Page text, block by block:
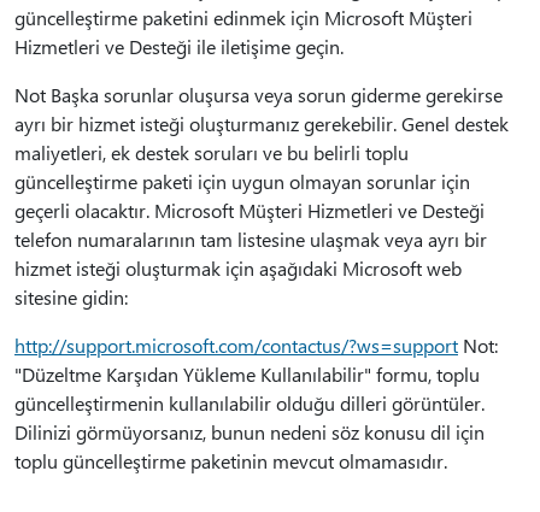
güncelleştirme paketini edinmek için Microsoft Müşteri
Hizmetleri ve Desteği ile iletişime geçin.
Not Başka sorunlar oluşursa veya sorun giderme gerekirse
ayrı bir hizmet isteği oluşturmanız gerekebilir. Genel destek
maliyetleri, ek destek soruları ve bu belirli toplu
güncelleştirme paketi için uygun olmayan sorunlar için
geçerli olacaktır. Microsoft Müşteri Hizmetleri ve Desteği
telefon numaralarının tam listesine ulaşmak veya ayrı bir
hizmet isteği oluşturmak için aşağıdaki Microsoft web
sitesine gidin:
http://support.microsoft.com/contactus/?ws=support Not:
"Düzeltme Karşıdan Yükleme Kullanılabilir" formu, toplu
güncelleştirmenin kullanılabilir olduğu dilleri görüntüler.
Dilinizi görmüyorsanız, bunun nedeni söz konusu dil için
toplu güncelleştirme paketinin mevcut olmamasıdır.